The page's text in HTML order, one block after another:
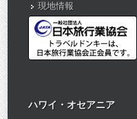
現地情報
ハワイ・オセアニア